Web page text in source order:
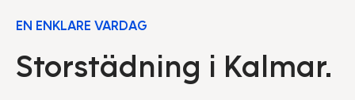
EN ENKLARE VARDAG
Storstädning i Kalmar.